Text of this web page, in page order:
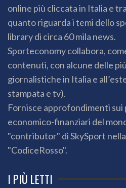
online più cliccata in Italia e
quanto riguarda i temi dello
library di circa 60 mila news.
Sporteconomy collabora,
contenuti, con alcune delle
giornalistiche in Italia e
stampata e tv).
Fornisce approfondimenti sui
economico-finanziari del
"contributor" di SkySport
"CodiceRosso".
I PIÙ LETTI